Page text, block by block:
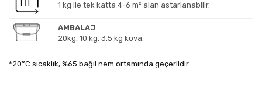
1 kg ile tek katta 4-6 m² alan astarlanabilir.
AMBALAJ
20kg, 10 kg, 3,5 kg kova.
*20°C sıcaklık, %65 bağıl nem ortamında geçerlidir.